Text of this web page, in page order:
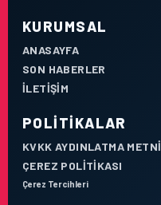
KURUMSAL
ANASAYFA
SON HABERLER
İLETIŞIM
POLITIKALAR
KVKK AYDINLATMA METNI
ÇEREZ POLITIKASI
Çerez Tercihleri